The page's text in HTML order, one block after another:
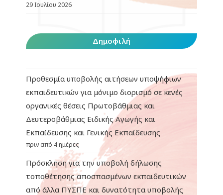
29 Ιουλίου 2026
Δημοφιλή
Προθεσμία υποβολής αιτήσεων υποψήφιων
εκπαιδευτικών για μόνιμο διορισμό σε κενές
οργανικές θέσεις Πρωτοβάθμιας και
Δευτεροβάθμιας Ειδικής Αγωγής και
Εκπαίδευσης και Γενικής Εκπαίδευσης
πριν από 4 ημέρες
Πρόσκληση για την υποβολή δήλωσης
τοποθέτησης αποσπασμένων εκπαιδευτικών
από άλλα ΠΥΣΠΕ και δυνατότητα υποβολής